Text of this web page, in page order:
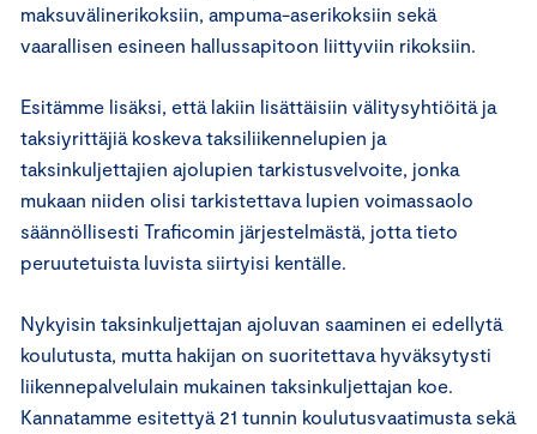
maksuvälinerikoksiin, ampuma-aserikoksiin sekä
vaarallisen esineen hallussapitoon liittyviin rikoksiin.
Esitämme lisäksi, että lakiin lisättäisiin välitysyhtiöitä ja
taksiyrittäjiä koskeva taksiliikennelupien ja
taksinkuljettajien ajolupien tarkistusvelvoite, jonka
mukaan niiden olisi tarkistettava lupien voimassaolo
säännöllisesti Traficomin järjestelmästä, jotta tieto
peruutetuista luvista siirtyisi kentälle.
Nykyisin taksinkuljettajan ajoluvan saaminen ei edellytä
koulutusta, mutta hakijan on suoritettava hyväksytysti
liikennepalvelulain mukainen taksinkuljettajan koe.
Kannatamme esitettyä 21 tunnin koulutusvaatimusta sekä